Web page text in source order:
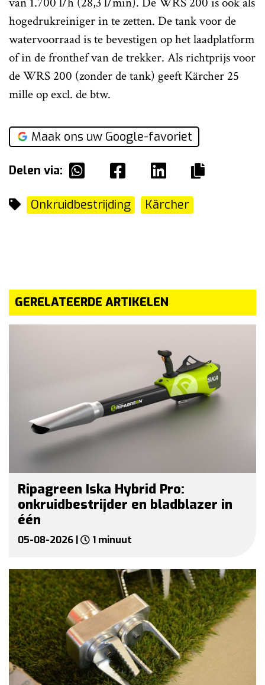
hogedrukreiniger in te zetten. De tank voor de
watervoorraad is te bevestigen op het laadplatform
of in de fronthef van de trekker. Als richtprijs voor
de WRS 200 (zonder de tank) geeft Kärcher 25
mille op excl. de btw.
Maak ons uw Google-favoriet
Delen via:
Onkruidbestrijding Kärcher
GERELATEERDE ARTIKELEN
Ripagreen Iska Hybrid Pro:
onkruidbestrijder en bladblazer in
één
05-08-2026 | 1 minuut